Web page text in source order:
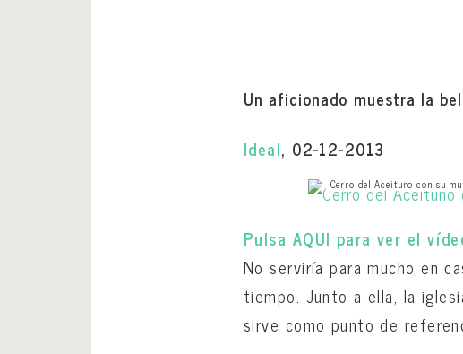
Un aficionado muestra la
Ideal, 02-12-2013
Cerro del Aceituno con su
Pulsa AQUI para ver el
No serviría para mucho en
tiempo. Junto a ella, la
sirve como punto de